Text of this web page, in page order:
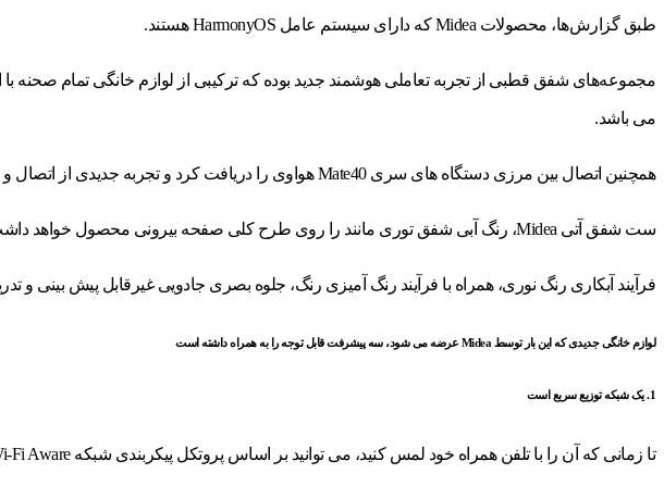
طبق گزارش‌ها، محصولات Midea که دارای سیستم عامل HarmonyOS هستند.
مجموعه‌های شفق قطبی از تجربه تعاملی هوشمند جدید بوده که ترکیبی از لوازم خانگی تمام
می باشد.
همچنین اتصال بین مرزی دستگاه های سری Mate40 هواوی را دریافت کرد و تجربه جدیدی از اتصال و تعامل انسان و رایانه در صحنه های زندگی را برای کاربران به ارمغان آورد.
ست شفق آتی Midea، رنگ آبی شفق توری مانند را روی طرح کلی صفحه بیرونی محصول خواهد داشت.
فرآیند آبکاری رنگ نوری، همراه با فرآیند رنگ آمیزی رنگ، جلوه بصری جادویی غیرقابل پیش بینی و
لوازم خانگی جدیدی که این بار توسط Midea عرضه می شود، سه پیشرفت قابل توجه را به همراه داشته است
1. یک شبکه توزیع سریع است
تا زمانی که آن را با تلفن همراه خود لمس کنید، می توانید بر اساس پروتکل پیکربندی شبکه Wi-Fi Aware به توزیع شبکه 3 ثانیه ای دستگاه پی ببرید.